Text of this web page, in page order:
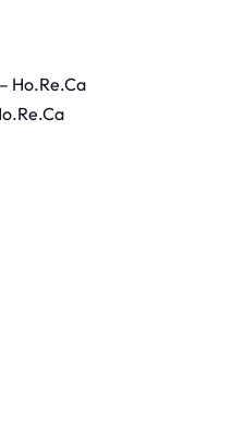
Ho.Re.Ca